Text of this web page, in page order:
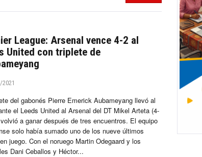
League: Arsenal vence 4-2 al
United con triplete de
del gabonés Pierre Emerick Aubameyang llevó al
el Leeds United al Arsenal del DT Mikel Arteta (4-
a ganar después de tres encuentros. El equipo
solo había sumado uno de los nueve últimos
juego. Con el noruego Martin Odegaard y los
Dani Ceballos y Héctor...